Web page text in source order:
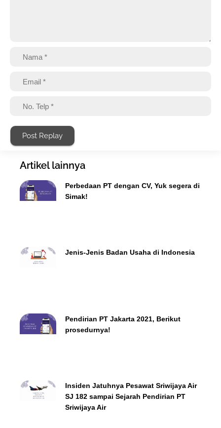
Post Replay
Artikel lainnya
Perbedaan PT dengan CV, Yuk segera di
Simak!
Jenis-Jenis Badan Usaha di Indonesia
Pendirian PT Jakarta 2021, Berikut
prosedurnya!
Insiden Jatuhnya Pesawat Sriwijaya Air
SJ 182 sampai Sejarah Pendirian PT
Sriwijaya Air